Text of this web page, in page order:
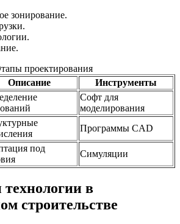
зонирование.
проектирования
Описание
Инструменты
Софт для
моделирования
Программы CAD
под
Симуляции
в
строительстве